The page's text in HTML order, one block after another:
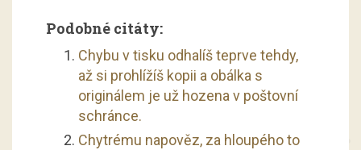
Podobné citáty:
Chybu v tisku odhalíš teprve tehdy,
až si prohlížíš kopii a obálka s
originálem je už hozena v poštovní
schránce.
Chytrému napověz, za hloupého to